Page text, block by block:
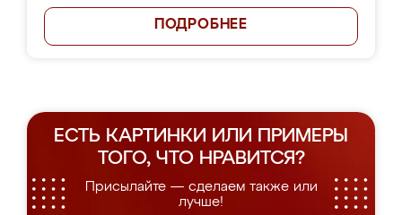
ПОДРОБНЕЕ
ЕСТЬ КАРТИНКИ ИЛИ ПРИМЕРЫ
ТОГО, ЧТО НРАВИТСЯ?
Присылайте — сделаем также или
лучше!